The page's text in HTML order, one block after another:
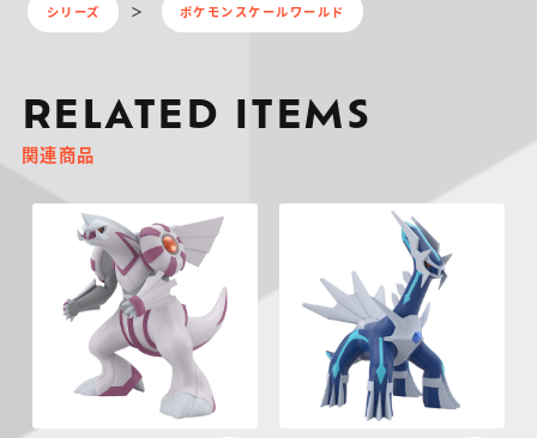
シリーズ ポケモンスケールワールド
RELATED ITEMS
関連商品